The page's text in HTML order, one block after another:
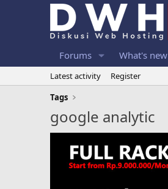
Forums What's new
Latest activity
Register
Tags
google analytic